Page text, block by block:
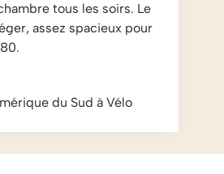
tous les soirs. Le
assez spacieux pour
du Sud à Vélo